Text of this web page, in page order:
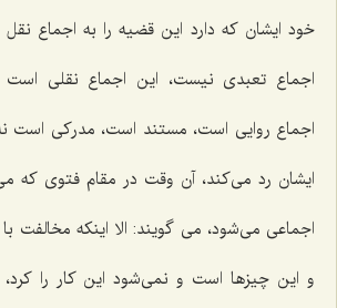
خود ایشان كه دارد این قضیه را به اجماع
اجماع تعبدی نیست، این اجماع نقلی
اجماع روایی است، مستند است، مدركی است
ایشان رد می‌كند، آن وقت در مقام فتوی كه
اجماعی می‌شود، می گویند: الا اینكه مخالفت
و این چیزها است و نمی‌شود این كار را